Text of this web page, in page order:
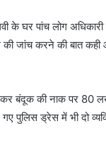
के घर पांच लोग
जांच करने की बात कही
बंदूक की नाक पर 80 लख
पुलिस ड्रेस में भी दो